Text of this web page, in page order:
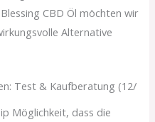
CBD Öl möchten wir
Alternative
Test & Kaufberatung (12/
Möglichkeit, dass die